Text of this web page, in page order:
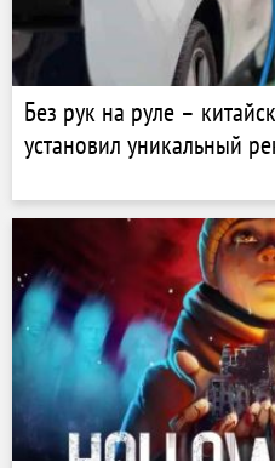
Без рук на руле –
установил уникальный